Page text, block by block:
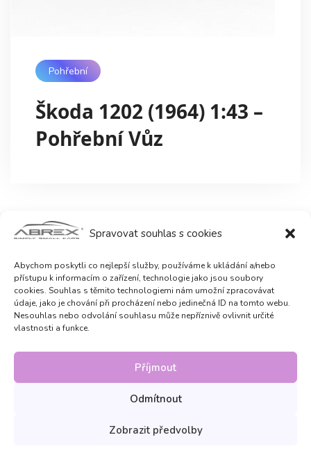
Spravovat souhlas s cookies
Abychom poskytli co nejlepší služby, používáme k ukládání a/nebo
přístupu k informacím o zařízení, technologie jako jsou soubory
cookies. Souhlas s těmito technologiemi nám umožní zpracovávat
údaje, jako je chování při procházení nebo jedinečná ID na tomto webu.
Nesouhlas nebo odvolání souhlasu může nepříznivě ovlivnit určité
vlastnosti a funkce.
Příjmout
Odmítnout
Zobrazit předvolby
Pohřební
Škoda 1202 (1964) 1:43 –
Pohřební Vůz
2023 - 2026 Public Service by ABREX.